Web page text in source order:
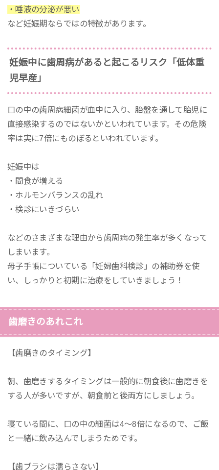
・唾液の分泌が悪い
など妊娠期ならではの特徴があります。
妊娠中に歯周病があると起こるリスク「低体重
児早産」
口の中の歯周病細菌が血中に入り、胎盤を通して胎児に
直接感染するのではないかといわれています。その危険
率は実に7倍にものぼるといわれています。
妊娠中は
・間食が増える
・ホルモンバランスの乱れ
・検診にいきづらい
などのさまざまな理由から歯周病の発生率が多くなって
しまいます。
母子手帳についている「妊婦歯科検診」の補助券を使
い、しっかりと初期に治療をしていきましょう！
歯磨きのあれこれ
【歯磨きのタイミング】
朝、歯磨きするタイミングは一般的に朝食後に歯磨きを
する人が多いですが、朝食前と後両方にしましょう。
寝ている間に、口の中の細菌は4～8倍になるので、ご飯
と一緒に飲み込んでしまうためです。
【歯ブラシは濡らさない】